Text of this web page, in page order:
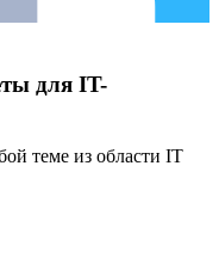
для IT-
теме из области IT